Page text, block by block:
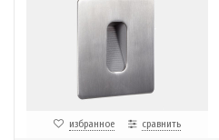
избранное сравнить